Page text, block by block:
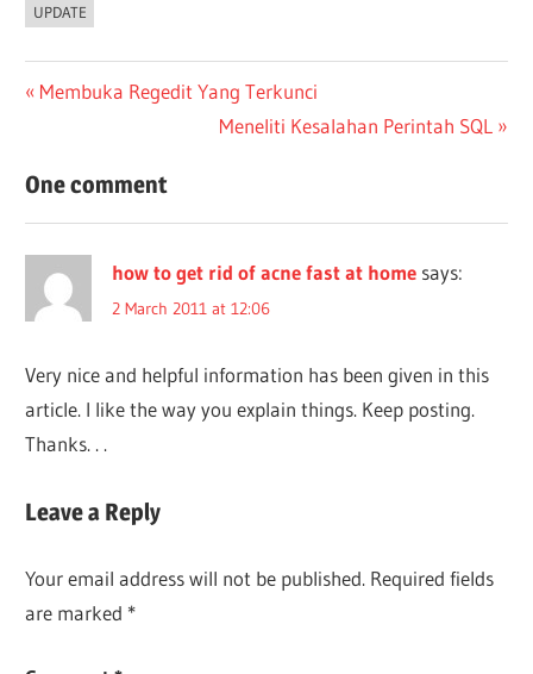
UPDATE
Post
Previous
Membuka Regedit Yang Terkunci
Next
Meneliti Kesalahan Perintah SQL
One comment
how to get rid of acne fast at home says:
2 March 2011 at 12:06
Very nice and helpful information has been given in this
article. I like the way you explain things. Keep posting.
Thanks. . .
Leave a Reply
Your email address will not be published. Required fields
are marked *